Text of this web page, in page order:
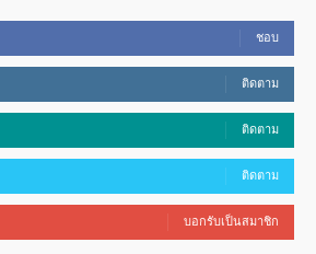
ชอบ
ติดตาม
ติดตาม
ติดตาม
บอกรับเป็นสมาชิก